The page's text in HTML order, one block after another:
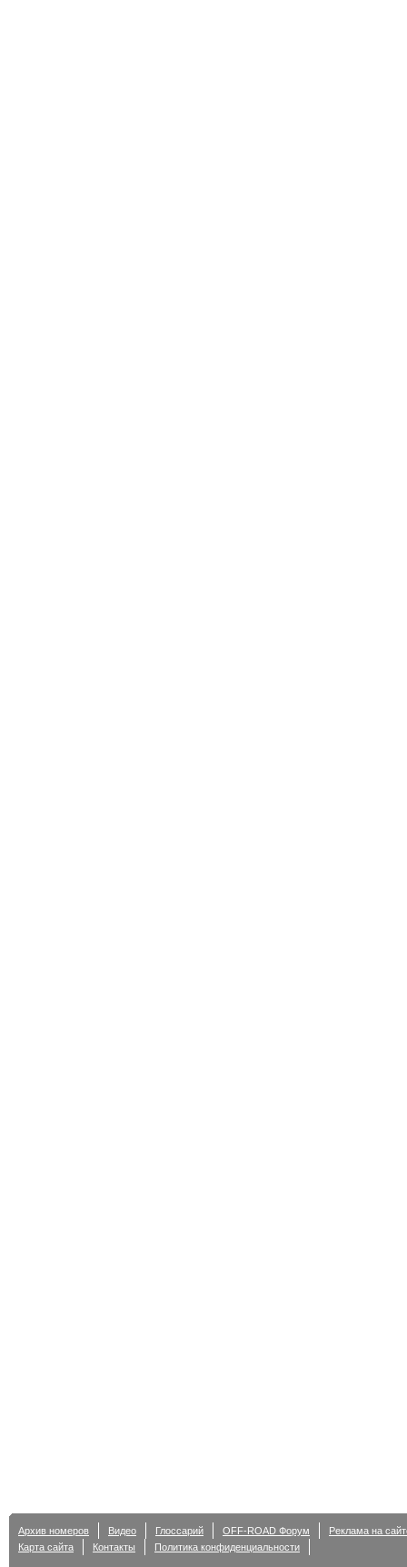
Архив номеров Видео Глоссарий OFF-ROAD Форум
Реклама на
Карта сайта
Контакты Политика конфиденциальности